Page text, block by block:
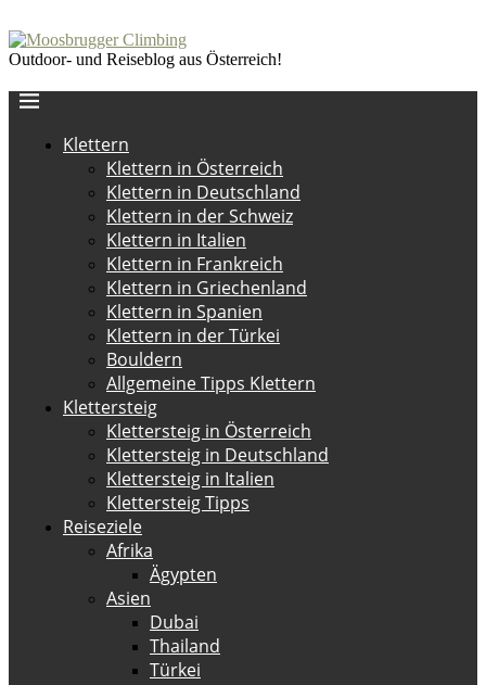
Outdoor- und Reiseblog aus Österreich!
Klettern
Klettern in Österreich
Klettern in Deutschland
Klettern in der Schweiz
Klettern in Italien
Klettern in Frankreich
Klettern in Griechenland
Klettern in Spanien
Klettern in der Türkei
Bouldern
Allgemeine Tipps Klettern
Klettersteig
Klettersteig in Österreich
Klettersteig in Deutschland
Klettersteig in Italien
Klettersteig Tipps
Reiseziele
Afrika
Ägypten
Asien
Dubai
Thailand
Türkei